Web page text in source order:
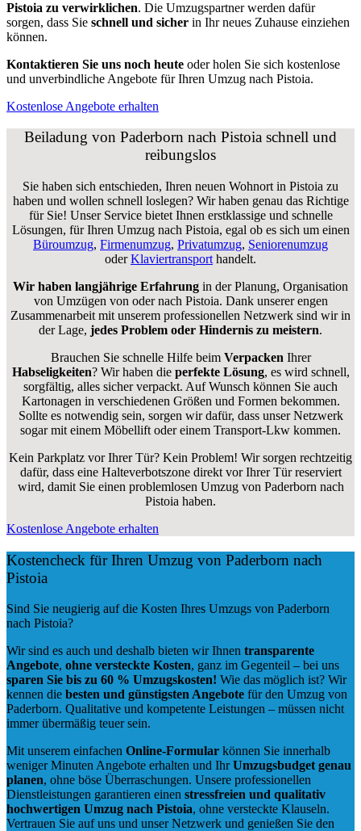
Pistoia zu verwirklichen. Die Umzugspartner werden dafür
sorgen, dass Sie schnell und sicher in Ihr neues Zuhause einziehen
können.
Kontaktieren Sie uns noch heute oder holen Sie sich kostenlose
und unverbindliche Angebote für Ihren Umzug nach Pistoia.
Kostenlose Angebote erhalten
Beiladung von Paderborn nach Pistoia schnell und
reibungslos
Sie haben sich entschieden, Ihren neuen Wohnort in Pistoia zu
haben und wollen schnell loslegen? Wir haben genau das Richtige
für Sie! Unser Service bietet Ihnen erstklassige und schnelle
Lösungen, für Ihren Umzug nach Pistoia, egal ob es sich um einen
Büroumzug, Firmenumzug, Privatumzug, Seniorenumzug
oder Klaviertransport handelt.
Wir haben langjährige Erfahrung in der Planung, Organisation
von Umzügen von oder nach Pistoia. Dank unserer engen
Zusammenarbeit mit unserem professionellen Netzwerk sind wir in
der Lage, jedes Problem oder Hindernis zu meistern.
Brauchen Sie schnelle Hilfe beim Verpacken Ihrer
Habseligkeiten? Wir haben die perfekte Lösung, es wird schnell,
sorgfältig, alles sicher verpackt. Auf Wunsch können Sie auch
Kartonagen in verschiedenen Größen und Formen bekommen.
Sollte es notwendig sein, sorgen wir dafür, dass unser Netzwerk
sogar mit einem Möbellift oder einem Transport-Lkw kommen.
Kein Parkplatz vor Ihrer Tür? Kein Problem! Wir sorgen rechtzeitig
dafür, dass eine Halteverbotszone direkt vor Ihrer Tür reserviert
wird, damit Sie einen problemlosen Umzug von Paderborn nach
Pistoia haben.
Kostenlose Angebote erhalten
Kostencheck für Ihren Umzug von Paderborn nach
Pistoia
Sind Sie neugierig auf die Kosten Ihres Umzugs von Paderborn
nach Pistoia?
Wir sind es auch und deshalb bieten wir Ihnen transparente
Angebote, ohne versteckte Kosten, ganz im Gegenteil – bei uns
sparen Sie bis zu 60 % Umzugskosten! Wie das möglich ist? Wir
kennen die besten und günstigsten Angebote für den Umzug von
Paderborn. Qualitative und kompetente Leistungen – müssen nicht
immer übermäßig teuer sein.
Mit unserem einfachen Online-Formular können Sie innerhalb
weniger Minuten Angebote erhalten und IhrUmzugsbudget genau
planen, ohne böse Überraschungen. Unsere professionellen
Dienstleistungen garantieren einen stressfreien und qualitativ
hochwertigen Umzug nach Pistoia, ohne versteckte Klauseln.
Vertrauen Sie auf uns und unser Netzwerk und genießen Sie den